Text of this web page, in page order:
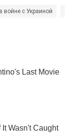
войне с Украиной